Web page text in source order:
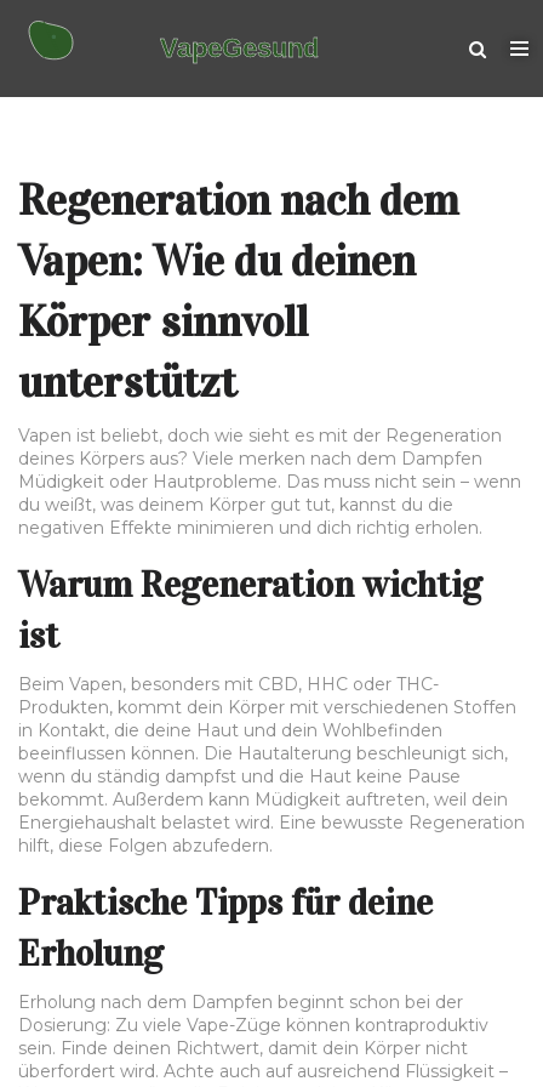
Regeneration nach dem
Vapen: Wie du deinen
Körper sinnvoll
unterstützt
Vapen ist beliebt, doch wie sieht es mit der Regeneration
deines Körpers aus? Viele merken nach dem Dampfen
Müdigkeit oder Hautprobleme. Das muss nicht sein – wenn
du weißt, was deinem Körper gut tut, kannst du die
negativen Effekte minimieren und dich richtig erholen.
Warum Regeneration wichtig
ist
Beim Vapen, besonders mit CBD, HHC oder THC-
Produkten, kommt dein Körper mit verschiedenen Stoffen
in Kontakt, die deine Haut und dein Wohlbefinden
beeinflussen können. Die Hautalterung beschleunigt sich,
wenn du ständig dampfst und die Haut keine Pause
bekommt. Außerdem kann Müdigkeit auftreten, weil dein
Energiehaushalt belastet wird. Eine bewusste Regeneration
hilft, diese Folgen abzufedern.
Praktische Tipps für deine
Erholung
Erholung nach dem Dampfen beginnt schon bei der
Dosierung: Zu viele Vape-Züge können kontraproduktiv
sein. Finde deinen Richtwert, damit dein Körper nicht
überfordert wird. Achte auch auf ausreichend Flüssigkeit –